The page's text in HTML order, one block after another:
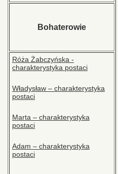
Bohaterowie
Róża Żabczyńska -
charakterystyka postaci
Władysław – charakterystyka
postaci
Marta – charakterystyka
postaci
Adam – charakterystyka
postaci